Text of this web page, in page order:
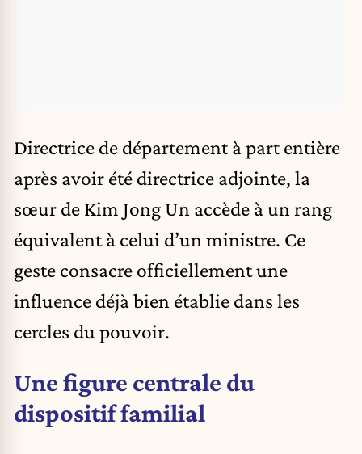
Directrice de département à part entière
après avoir été directrice adjointe, la
sœur de Kim Jong Un accède à un rang
équivalent à celui d’un ministre. Ce
geste consacre officiellement une
influence déjà bien établie dans les
cercles du pouvoir.
Une figure centrale du
dispositif familial